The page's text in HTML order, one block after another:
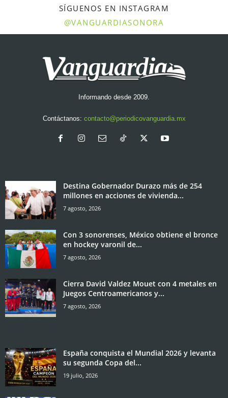
SÍGUENOS EN INSTAGRAM
@VANGUARDIASONORA
Informando desde 2009.
Contáctanos: contacto@periodicovanguardia.mx
Destina Gobernador Durazo más de 254
millones en acciones de vivienda...
7 agosto, 2026
Con 3 sonorenses, México obtiene el bronce
en hockey varonil de...
7 agosto, 2026
Cierra David Valdez Mouet con 4 metales en
Juegos Centroamericanos y...
7 agosto, 2026
España conquista el Mundial 2026 y levanta
su segunda Copa del...
19 julio, 2026